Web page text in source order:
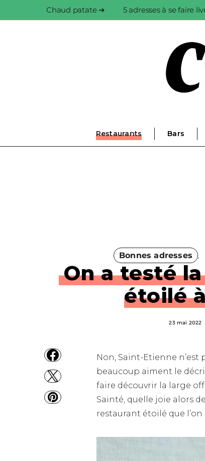
Chaud patate ➔ 5 adresses à se faire
Restaurants Bars
Bonnes adresses
On a testé
étoilé
23 mai 2022
Non, Saint-Etienne n’est
beaucoup aiment le
faire découvrir la large
Sainté, quelle joie alors
restaurant étoilé que